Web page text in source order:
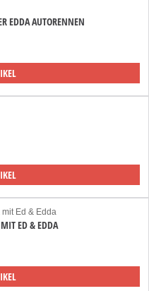
EDDA AUTORENNEN
ED & EDDA